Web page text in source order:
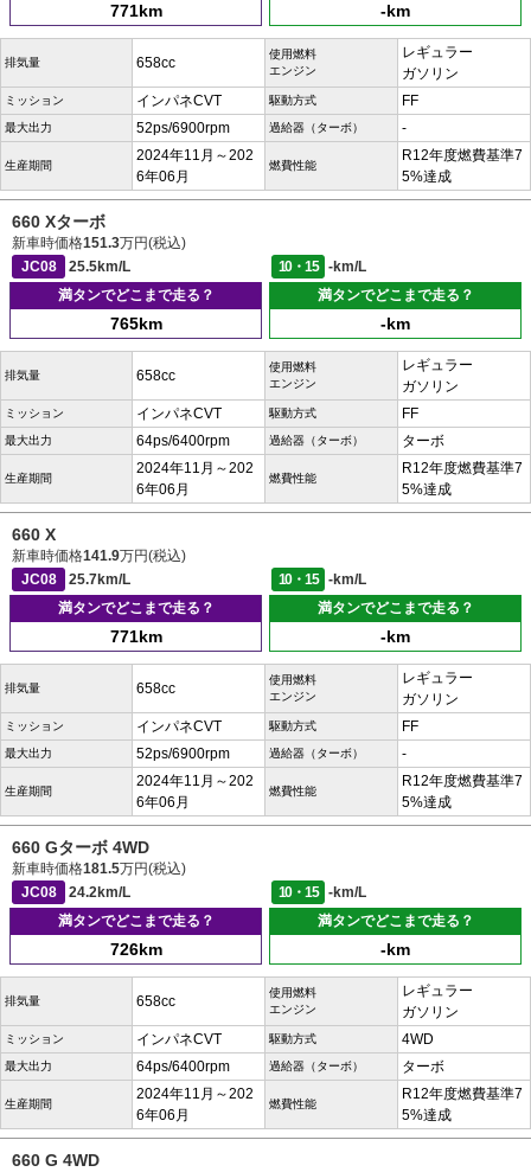
771km -km
排気量 658cc
使用燃料
エンジン
レギュラー
ガソリン
ミッション インパネCVT 駆動方式 FF
最大出力 52ps/6900rpm 過給器（ターボ） -
生産期間
2024年11月～202
6年06月
燃費性能
R12年度燃費基準7
5%達成
660 Xターボ
新車時価格151.3万円(税込)
JC08
25.5km/L 10・15
-km/L
満タンでどこまで走る？
765km
満タンでどこまで走る？
-km
排気量 658cc
使用燃料
エンジン
レギュラー
ガソリン
ミッション インパネCVT 駆動方式 FF
最大出力 64ps/6400rpm 過給器（ターボ） ターボ
生産期間
2024年11月～202
6年06月
燃費性能
R12年度燃費基準7
5%達成
660 X
新車時価格141.9万円(税込)
JC08
25.7km/L 10・15
-km/L
満タンでどこまで走る？
771km
満タンでどこまで走る？
-km
排気量 658cc
使用燃料
エンジン
レギュラー
ガソリン
ミッション インパネCVT 駆動方式 FF
最大出力 52ps/6900rpm 過給器（ターボ） -
生産期間
2024年11月～202
6年06月
燃費性能
R12年度燃費基準7
5%達成
660 Gターボ 4WD
新車時価格181.5万円(税込)
JC08
24.2km/L 10・15
-km/L
満タンでどこまで走る？
726km
満タンでどこまで走る？
-km
排気量 658cc
使用燃料
エンジン
レギュラー
ガソリン
ミッション インパネCVT 駆動方式 4WD
最大出力 64ps/6400rpm 過給器（ターボ） ターボ
生産期間
2024年11月～202
6年06月
燃費性能
R12年度燃費基準7
5%達成
660 G 4WD